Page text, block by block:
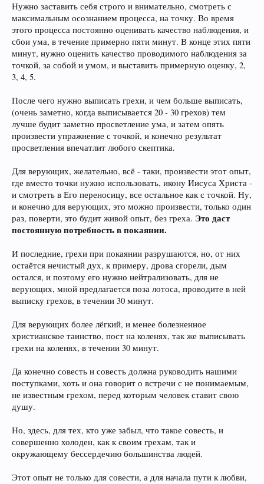
Нужно заставить себя строго и внимательно, смотреть с
максимальным осознанием процесса, на точку. Во время
этого процесса постоянно оценивать качество наблюдения, и
сбои ума, в течение примерно пяти минут. В конце этих пяти
минут, нужно оценить качество проводимого наблюдения за
точкой, за собой и умом, и выставить примерную оценку, 2,
3, 4, 5.
После чего нужно выписать грехи, и чем больше выписать,
(очень заметно, когда выписывается 20 - 30 грехов) тем
лучше будит заметно просветление ума, и затем опять
произвести упражнение с точкой, и конечно результат
просветления впечатлит любого скептика.
Для верующих, желательно, всё - таки, произвести этот опыт,
где вместо точки нужно использовать, икону Иисуса Христа -
и смотреть в Его переносицу, все остальное как с точкой. Ну,
и конечно для верующих, это можно произвести, только один
раз, поверти, это будит живой опыт, без греха. Это даст
постоянную потребность в покаянии.
И последние, грехи при покаянии разрушаются, но, от них
остаётся нечистый дух, к примеру, дрова сгорели, дым
остался, и поэтому его нужно нейтрализовать, для не
верующих, мной предлагается поза лотоса, проводите в ней
выписку грехов, в течении 30 минут.
Для верующих более лёгкий, и менее болезненное
христианское таинство, пост на коленях, так же выписывать
грехи на коленях, в течении 30 минут.
Да конечно совесть и совесть должна руководить нашими
поступками, хоть и она говорит о встречи с не понимаемым,
не известным грехом, перед которым человек ставит свою
душу.
Но, здесь, для тех, кто уже забыл, что такое совесть, и
совершенно холоден, как к своим грехам, так и
окружающему бессердечию большинства людей.
Этот опыт не только для совести, а для начала пути к любви,